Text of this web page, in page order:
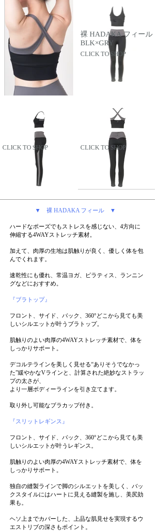
にもおすすめ。
裸 HADAKA フィール
BLK×GRY
CLICK TO SHOP
CLICK TO SHOP CLICK TO SHOP
▼ 裸 HADAKA フィール ▼
ハードなポーズでもストレスを感じない、4方向に
伸縮する4WAYストレッチ素材。
加えて、肉厚の生地は肌触りが良く、優しく体を包
んでくれます。
速乾性にも優れ、常温ヨガ、ピラティス、ランニン
グなどにおすすめ。
『ブラトップ』
フロント、サイド、バック、360°どこから見ても美
しいシルエットが叶うブラトップ。
肌触りのよい肉厚の4WAYストレッチ素材で、体を
しっかりサポート。
デコルテラインを美しく見せる“ありそうでなかっ
た”緩やかなVラインと、計算された絶妙なストラッ
プの太さが、
より一層ボディーラインを引き立てます。
取り外し可能なブラカップ付き。
『スリットレギンス』
フロント、サイド、バック、360°どこから見ても美
しいシルエットが叶うレギンス。
肌触りのよい肉厚の4WAYストレッチ素材で、体を
しっかりサポート。
独自の縫製ラインで脚のシルエットを美しく、バッ
クスタイルにはハートに見える縫製を施し、美尻効
果も。
ヘソ上までカバーした、上品な肌見せを実現するウ
エストリブの深さもポイント。